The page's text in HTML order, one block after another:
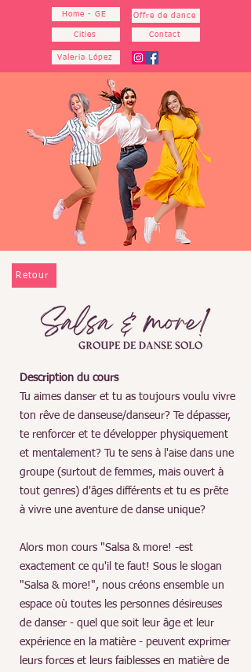
Home - GE
Cities
Offre de dance
Contact
Valeria López
Retour
Salsa & more!Groupe de
danse solo
Description du cours
Tu aimes danser et tu as toujours voulu vivre
ton rêve de danseuse/danseur? Te dépasser,
te renforcer et te développer physiquement
et mentalement? Tu te sens à l'aise dans une
groupe (surtout de femmes, mais ouvert à
tout genres) d'âges différents et tu es prête
à vivre une aventure de danse unique?
Alors mon cours "Salsa & more! -est
exactement ce qu'il te faut! Sous le slogan
"Salsa & more!", nous créons ensemble un
espace où toutes les personnes désireuses
de danser - quel que soit leur âge et leur
expérience en la matière - peuvent exprimer
leurs forces et leurs faiblesses en matière de